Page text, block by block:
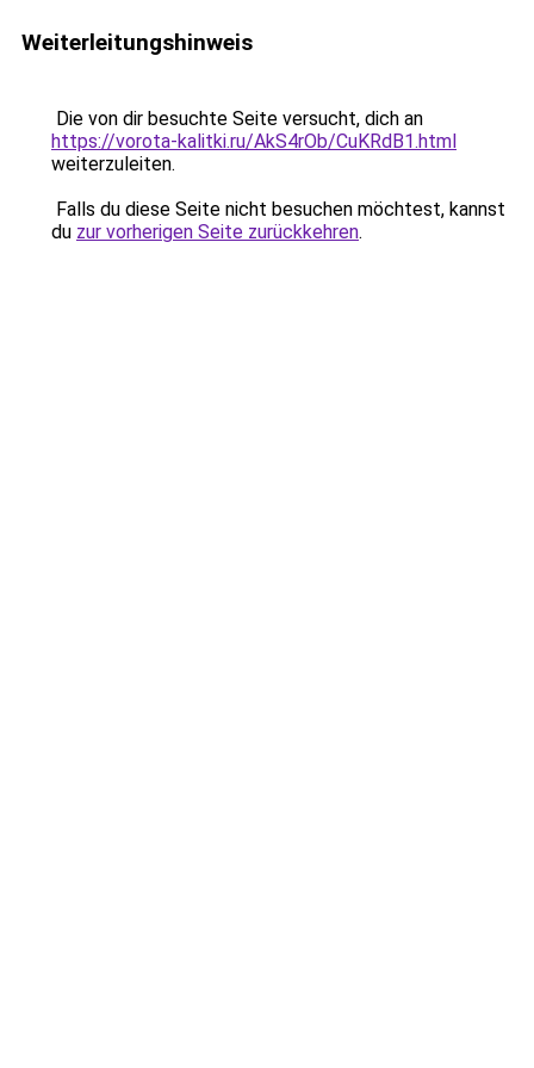
Weiterleitungshinweis
Die von dir besuchte Seite versucht, dich an
https://vorota-kalitki.ru/AkS4rOb/CuKRdB1.html
weiterzuleiten.
Falls du diese Seite nicht besuchen möchtest, kannst
du zur vorherigen Seite zurückkehren.